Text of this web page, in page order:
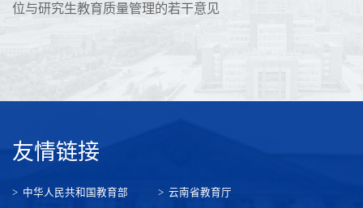
位与研究生教育质量管理的若干意见
友情链接
中华人民共和国教育部 云南省教育厅